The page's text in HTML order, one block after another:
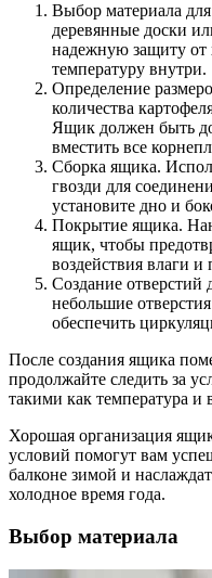
Выбор материала
деревянные доски
надежную защиту от
температуру внутри.
Определение
количества
Ящик должен быть
вместить все
Сборка ящика.
гвозди для
установите дно и
Покрытие ящика.
ящик, чтобы
воздействия влаги и
Создание отверстий
небольшие
обеспечить
После создания ящика
продолжайте следить за
такими как температура и
Хорошая организация
условий помогут вам
балконе зимой и
холодное время года.
Выбор материала